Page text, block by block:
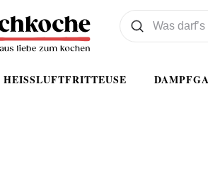
HEISSLUFTFRITTEUSE
Was wollen Sie suchen
Suchen